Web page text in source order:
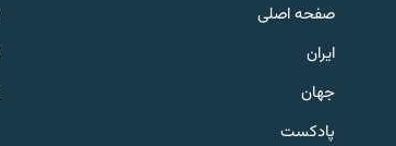
به ما بپیوندید
صفحه اصلی
ایران
جهان
پادکست